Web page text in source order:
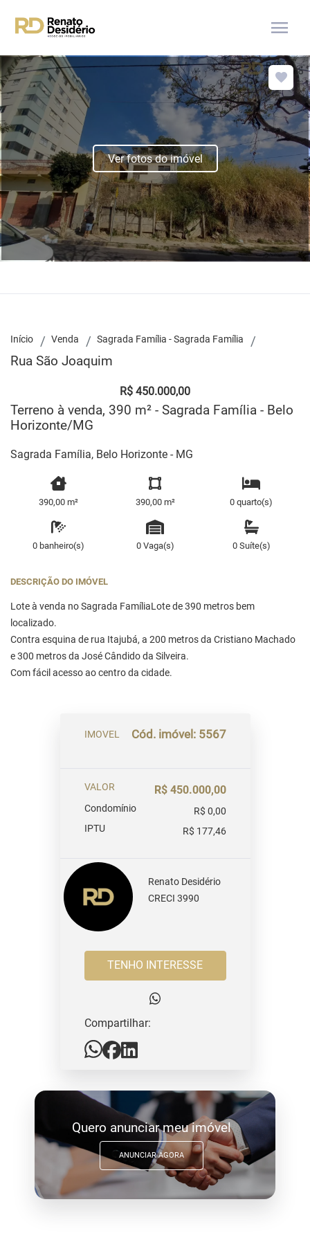
menu
Ver fotos do imóvel
Início Venda Sagrada Família - Sagrada Família
Rua São Joaquim
R$ 450.000,00
Terreno à venda, 390 m² - Sagrada Família - Belo
Horizonte/MG
Sagrada Família, Belo Horizonte - MG
390,00 m² 390,00 m² 0 quarto(s)
0 banheiro(s) 0 Vaga(s) 0 Suíte(s)
DESCRIÇÃO DO IMÓVEL
Lote à venda no Sagrada FamíliaLote de 390 metros bem
localizado.
Contra esquina de rua Itajubá, a 200 metros da Cristiano Machado
e 300 metros da José Cândido da Silveira.
Com fácil acesso ao centro da cidade.
IMOVEL Cód. imóvel: 5567
VALOR R$ 450.000,00
Condomínio
R$ 0,00
IPTU
R$ 177,46
Renato Desidério
CRECI 3990
TENHO INTERESSE
Compartilhar:
Quero anunciar meu imóvel
ANUNCIAR AGORA